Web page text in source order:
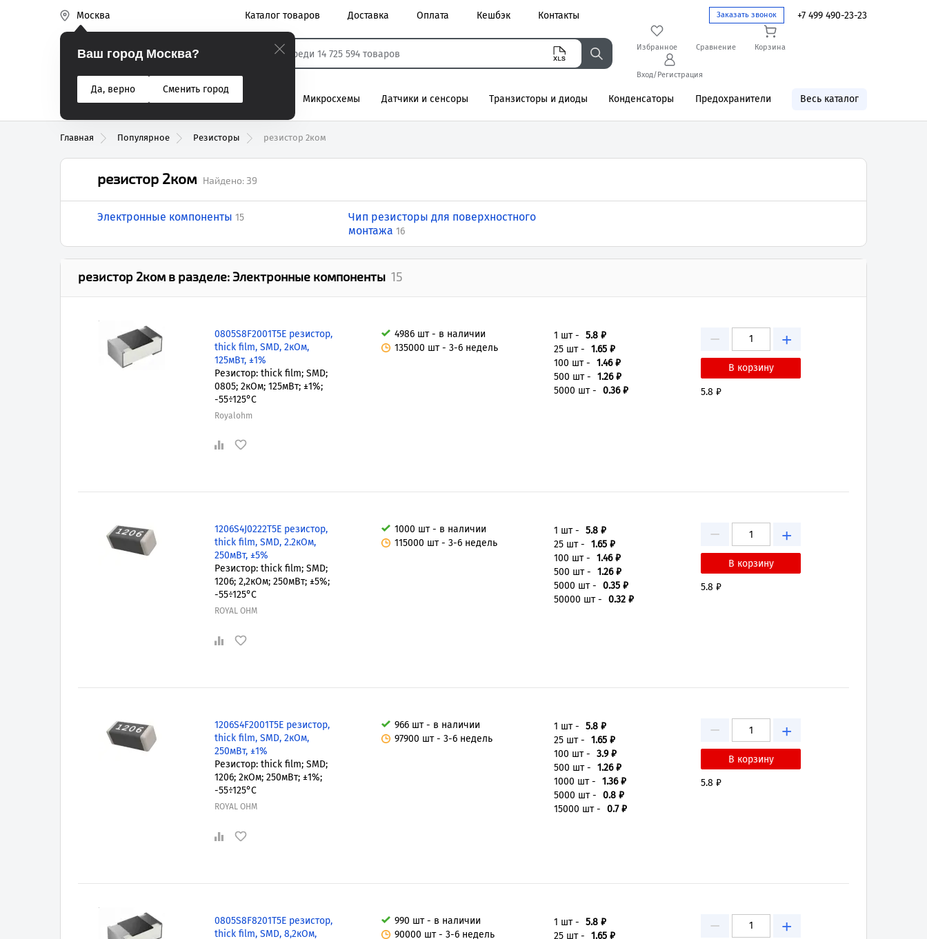
Москва Заказать звонок +7 499 490-23-23
Каталог товаров Доставка Оплата Кешбэк Контакты
Реле электромагнитные
Эиком Избранное Сравнение Корзина
Вход/Регистрация
Ваш город Москва?
Да, верно
Сменить город
% Акции
Разъемы Вентиляторы Микросхемы Датчики и сенсоры Транзисторы и диоды Конденсаторы Предохранители Весь каталог
Главная Популярное Резисторы резистор 2ком
резистор 2ком Найдено: 39
Электронные компоненты 15
Чип резисторы для поверхностного
монтажа 16
резистор 2ком в разделе:Электронные компоненты 15
0805S8F2001T5E резистор,
thick film, SMD, 2кОм,
125мВт, ±1%
Резистор: thick film; SMD;
0805; 2кОм; 125мВт; ±1%;
-55÷125°C
Royalohm
4986 шт - в наличии
135000 шт - 3-6 недель
1 шт - 5.8 ₽
25 шт - 1.65 ₽
100 шт - 1.46 ₽
500 шт - 1.26 ₽
5000 шт - 0.36 ₽
− +
5.8 ₽
1206S4J0222T5E резистор,
thick film, SMD, 2.2кОм,
250мВт, ±5%
Резистор: thick film; SMD;
1206; 2,2кОм; 250мВт; ±5%;
-55÷125°C
ROYAL OHM
1000 шт - в наличии
115000 шт - 3-6 недель
1 шт - 5.8 ₽
25 шт - 1.65 ₽
100 шт - 1.46 ₽
500 шт - 1.26 ₽
5000 шт - 0.35 ₽
50000 шт - 0.32 ₽
− +
5.8 ₽
1206S4F2001T5E резистор,
thick film, SMD, 2кОм,
250мВт, ±1%
Резистор: thick film; SMD;
1206; 2кОм; 250мВт; ±1%;
-55÷125°C
ROYAL OHM
966 шт - в наличии
97900 шт - 3-6 недель
1 шт - 5.8 ₽
25 шт - 1.65 ₽
100 шт - 3.9 ₽
500 шт - 1.26 ₽
1000 шт - 1.36 ₽
5000 шт - 0.8 ₽
15000 шт - 0.7 ₽
− +
5.8 ₽
0805S8F8201T5E резистор,
thick film, SMD, 8,2кОм,
990 шт - в наличии
90000 шт - 3-6 недель
1 шт - 5.8 ₽
25 шт - 1.65 ₽
− +